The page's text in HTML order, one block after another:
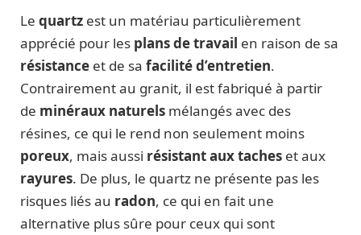
Le quartz est un matériau particulièrement
apprécié pour les plans de travail en raison de sa
résistance et de sa facilité d’entretien.
Contrairement au granit, il est fabriqué à partir
de minéraux naturels mélangés avec des
résines, ce qui le rend non seulement moins
poreux, mais aussi résistant aux taches et aux
rayures. De plus, le quartz ne présente pas les
risques liés au radon, ce qui en fait une
alternative plus sûre pour ceux qui sont